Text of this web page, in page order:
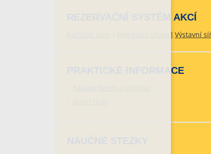
REZERVAČNÍ SYSTÉM AKCÍ
Výstavní
PRAKTICKÉ INFORMACE